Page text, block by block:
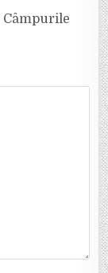
Câmpurile